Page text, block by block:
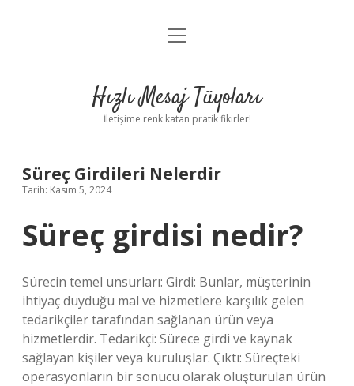
Anasayfa
Yasal Uyarı
menüyü
Hızlı Mesaj Tüyoları
İletişime renk katan pratik fikirler!
Süreç Girdileri Nelerdir
Tarih: Kasım 5, 2024
Süreç girdisi nedir?
Sürecin temel unsurları: Girdi: Bunlar, müşterinin
ihtiyaç duyduğu mal ve hizmetlere karşılık gelen
tedarikçiler tarafından sağlanan ürün veya
hizmetlerdir. Tedarikçi: Sürece girdi ve kaynak
sağlayan kişiler veya kuruluşlar. Çıktı: Süreçteki
operasyonların bir sonucu olarak oluşturulan ürün